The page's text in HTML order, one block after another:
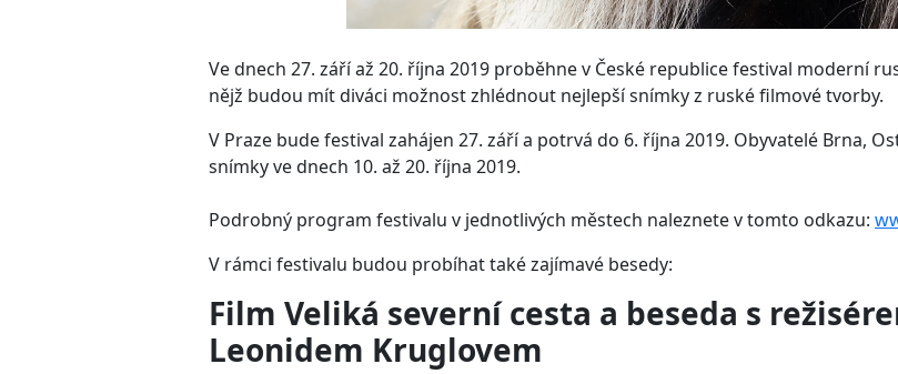
Ve dnech 27. září až 20. října 2019 proběhne v České republice festival moderní
nějž budou mít diváci možnost zhlédnout nejlepší snímky z ruské filmové tvorby.
V Praze bude festival zahájen 27. září a potrvá do 6. října 2019. Obyvatelé Brna,
snímky ve dnech 10. až 20. října 2019.
Podrobný program festivalu v jednotlivých městech naleznete v tomto odkazu:
V rámci festivalu budou probíhat také zajímavé besedy:
Film Veliká severní cesta a beseda s
Leonidem Kruglovem